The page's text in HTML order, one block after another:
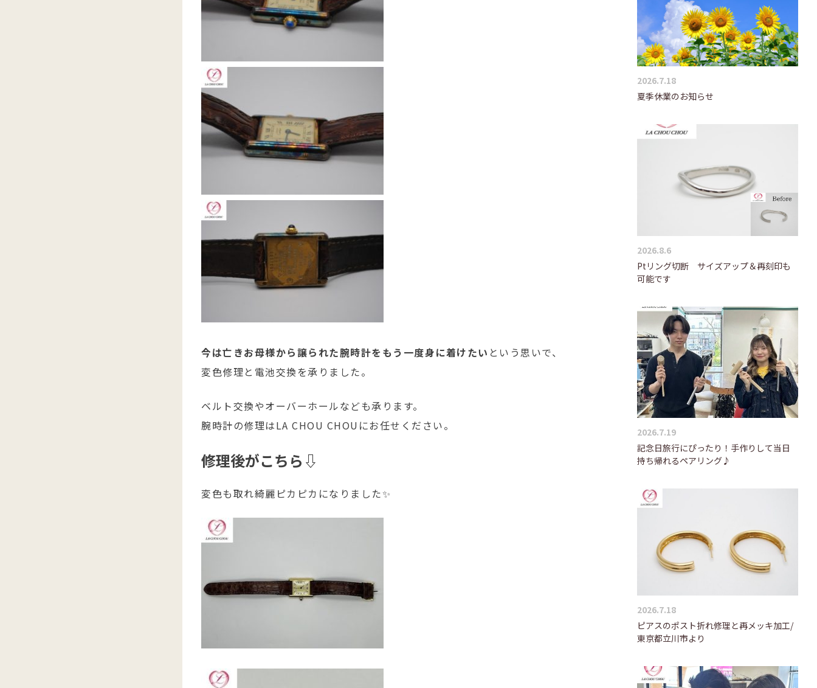
今は亡きお母様から譲られた腕時計をもう一度身に着けたい という思いで、
変色修理と電池交換を承りました。
ベルト交換やオーバーホールなども承ります。
腕時計の修理はLA CHOU CHOUにお任せください。
修理後がこちら⇩
変色も取れ綺麗ピカピカになりました✨
2026.7.18
夏季休業のお知らせ
2026.8.6
Ptリング切断 サイズアップ＆再刻印も
可能です
2026.7.19
記念日旅行にぴったり！手作りして当日
持ち帰れるペアリング♪
2026.7.18
ピアスのポスト折れ修理と再メッキ加工/
東京都立川市より